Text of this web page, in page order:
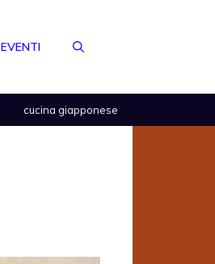
EVENTI
cucina giapponese